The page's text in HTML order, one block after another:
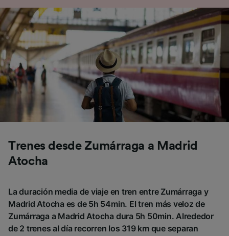
Trenes desde Zumárraga a Madrid
Atocha
La duración media de viaje en tren entre Zumárraga y
Madrid Atocha es de 5h 54min. El tren más veloz de
Zumárraga a Madrid Atocha dura 5h 50min. Alrededor
de 2 trenes al día recorren los 319 km que separan